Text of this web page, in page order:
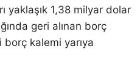
yaklaşık 1,38 milyar dolar
geri alınan borç
borç kalemi yarıya